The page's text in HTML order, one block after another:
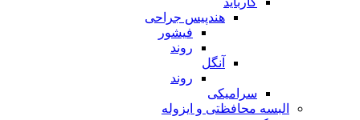
هندپیس جراحی
فیشور
روند
آنگل
روند
سرامیکی
البسه محافظتی و ایزوله